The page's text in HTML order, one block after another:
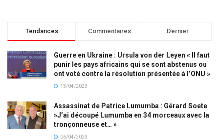
Tendances Commentaires Dernier
Guerre en Ukraine : Ursula von der Leyen « Il faut
punir les pays africains qui se sont abstenus ou
ont voté contre la résolution présentée à l’ONU »
13/04/2023
Assassinat de Patrice Lumumba : Gérard Soete
»J’ai découpé Lumumba en 34 morceaux avec la
tronçonneuse et… »
06/04/2023